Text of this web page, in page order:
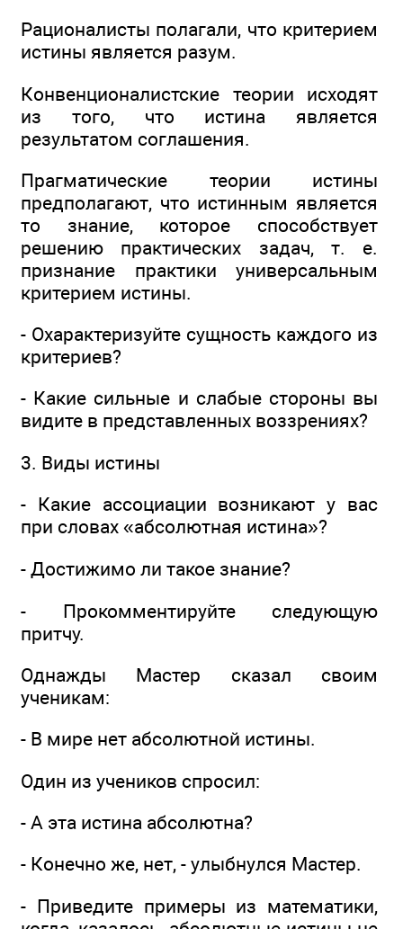
Рационалисты полагали, что критерием
истины является разум.
Конвенционалистские теории исходят
из того, что истина является
результатом соглашения.
Прагматические теории истины
предполагают, что истинным является
то знание, которое способствует
решению практических задач, т. е.
признание практики универсальным
критерием истины.
- Охарактеризуйте сущность каждого из
критериев?
- Какие сильные и слабые стороны вы
видите в представленных воззрениях?
3. Виды истины
- Какие ассоциации возникают у вас
при словах «абсолютная истина»?
- Достижимо ли такое знание?
- Прокомментируйте следующую
притчу.
Однажды Мастер сказал своим
ученикам:
- В мире нет абсолютной истины.
Один из учеников спросил:
- А эта истина абсолютна?
- Конечно же, нет, - улыбнулся Мастер.
- Приведите примеры из математики,